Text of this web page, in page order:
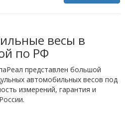
весы в
по РФ
представлен большой
автомобильных весов под
измерений, гарантия и